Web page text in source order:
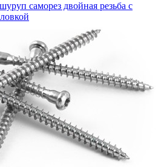
саморез двойная резьба с